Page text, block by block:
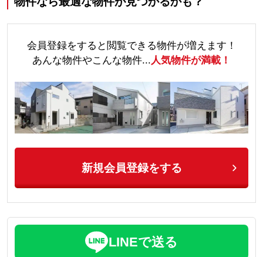
会員登録をすると閲覧できる物件が増えます！
あんな物件やこんな物件...人気物件が満載！
新規会員登録をする
LINEで送る